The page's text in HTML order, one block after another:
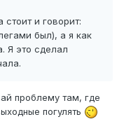
и говорит:
был), а я как
Я это сделал
проблему там, где
погулять